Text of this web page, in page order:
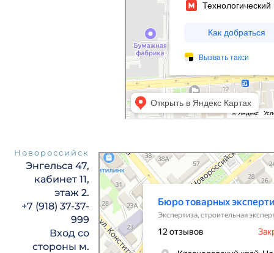
Новороссийск
Энгельса 47,
кабинет 11,
этаж 2.
+7 (918) 37-37-
999
Вход со
стороны м.
Бюро товарных экспертиз
Экспертиза в Новороссийске
Строительная экспертиза и технадзор в